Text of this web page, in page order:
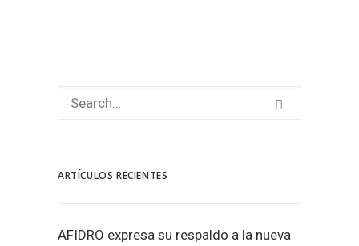
ARTÍCULOS RECIENTES
AFIDRO expresa su respaldo a la nueva